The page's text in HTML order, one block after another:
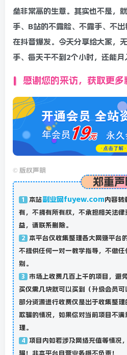
垒非常高的生意​。其实也不是，
手、B站的不露脸、不露手、不
在抖音爆发。今天分享给大家，
手、每天干不到2个小时，还能
感谢您的来访，获取更多
© 版权声明
郑重声
1 本站副业网fuyew.com内容转
有，不拥有所有权，不承担相关法
益，请联系删除。
2 本平台仅收集整理各大网赚平台
不提供任何一对一教学指导，不做
别。
3 市场上收费几百上千的项目，避
买仅需几块就可以买到（升级会员
部分资源进行收费仅是出于收集整
欺骗的情况，如果你对当前项目不
理。
4 项目内如若涉及网络充值等情况
骗！非本平台自营业务概不负责！